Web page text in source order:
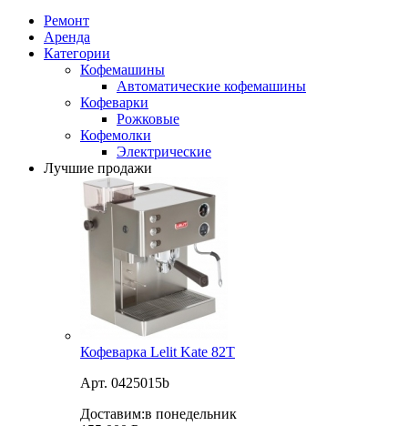
Ремонт
Аренда
Категории
Кофемашины
Автоматические кофемашины
Кофеварки
Рожковые
Кофемолки
Электрические
Лучшие продажи
Кофеварка Lelit Kate 82T
Арт. 0425015b
Доставим:в понедельник